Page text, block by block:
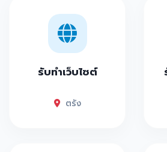
รับทำเว็บไซต์
ตรัง